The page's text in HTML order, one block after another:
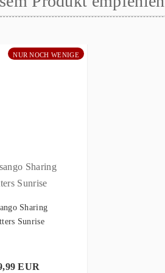
NUR NOCH WENIGE
Sharing
Sunrise
EUR